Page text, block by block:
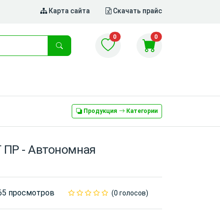
Карта сайта Скачать прайс
0 0
Продукция Категории
- Автономная
просмотров (0 голосов)